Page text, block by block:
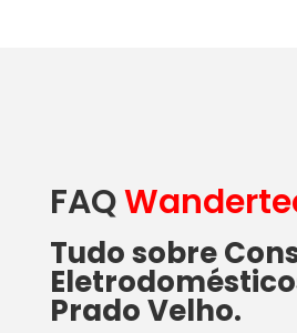
FAQ
Tudo sobre
Prado Velho.